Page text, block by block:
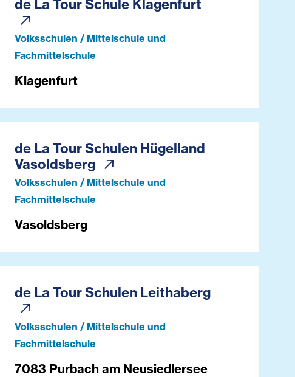
de La Tour Schule Klagenfurt
Volksschulen / Mittelschule und
Fachmittelschule
Klagenfurt
de La Tour Schulen Hügelland
Vasoldsberg
Volksschulen / Mittelschule und
Fachmittelschule
Vasoldsberg
de La Tour Schulen Leithaberg
Volksschulen / Mittelschule und
Fachmittelschule
7083 Purbach am Neusiedlersee